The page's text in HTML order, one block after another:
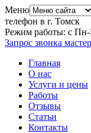
Меню
телефон в г. Томск
Режим работы: с
Запрос звонка
Главная
О нас
Услуги и цены
Работы
Отзывы
Статьи
Контакты